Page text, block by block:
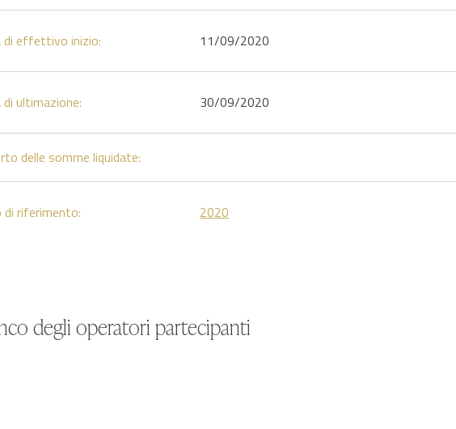
di effettivo inizio: 11/09/2020
ultimazione: 30/09/2020
delle somme liquidate:
di riferimento: 2020
degli operatori partecipanti